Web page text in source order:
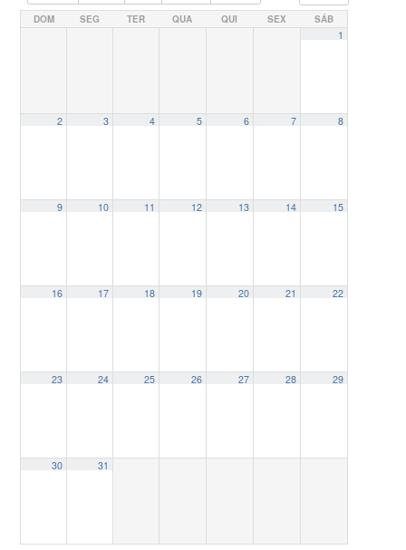
DOM SEG TER QUA QUI SEX SÁB
1
2 3 4 5 6 7 8
9 10 11 12 13 14 15
16 17 18 19 20 21 22
23 24 25 26 27 28 29
30 31